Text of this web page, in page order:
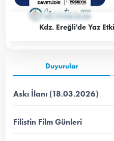
Kdz. Ereğli'de Yaz
Duyurular
Askı İlanı (18.03.2026)
Filistin Film Günleri